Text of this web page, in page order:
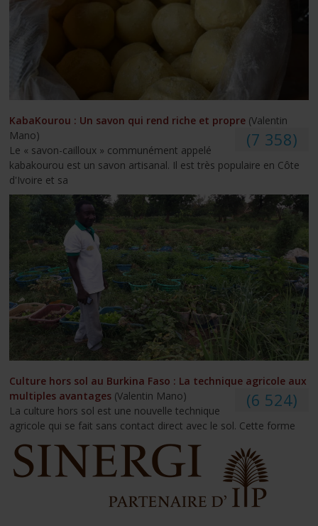
KabaKourou : Un savon qui rend riche et propre (Valentin
Mano)
(7 358)
Le « savon-cailloux » communément appelé
kabakourou est un savon artisanal. Il est très populaire en Côte
d'Ivoire et sa
Culture hors sol au Burkina Faso : La technique agricole aux
multiples avantages (Valentin Mano) (6 524)
La culture hors sol est une nouvelle technique
agricole qui se fait sans contact direct avec le sol. Cette forme